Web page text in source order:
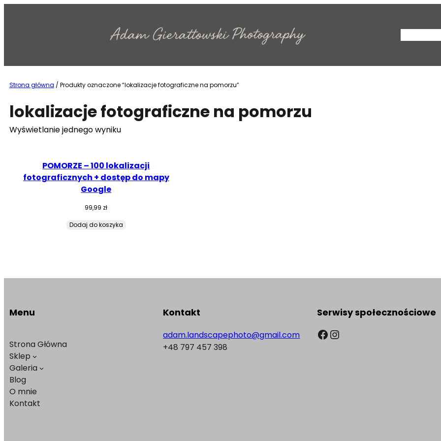
Strona główna / Produkty oznaczone “lokalizacje fotograficzne na pomorzu”
lokalizacje fotograficzne na pomorzu
Wyświetlanie jednego wyniku
POMORZE – 100 lokalizacji
fotograficznych + dostęp do mapy
Google
99,99 zł
Dodaj do koszyka
Menu
Strona Główna
Sklep
Galeria
Blog
O mnie
Kontakt
Kontakt
adam.landscapephoto@gmail.com
+48 797 457 398
Serwisy społecznościowe
Facebook Instagram